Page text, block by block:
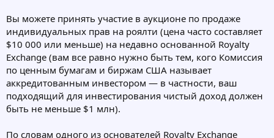
Вы можете принять участие в аукционе по продаже
индивидуальных прав на роялти (цена часто составляет
$10 000 или меньше) на недавно основанной Royalty
Exchange (вам все равно нужно быть тем, кого Комиссия
по ценным бумагам и биржам США называет
аккредитованным инвестором — в частности, ваш
подходящий для инвестирования чистый доход должен
быть не меньше $1 млн).
По словам одного из основателей Royalty Exchange